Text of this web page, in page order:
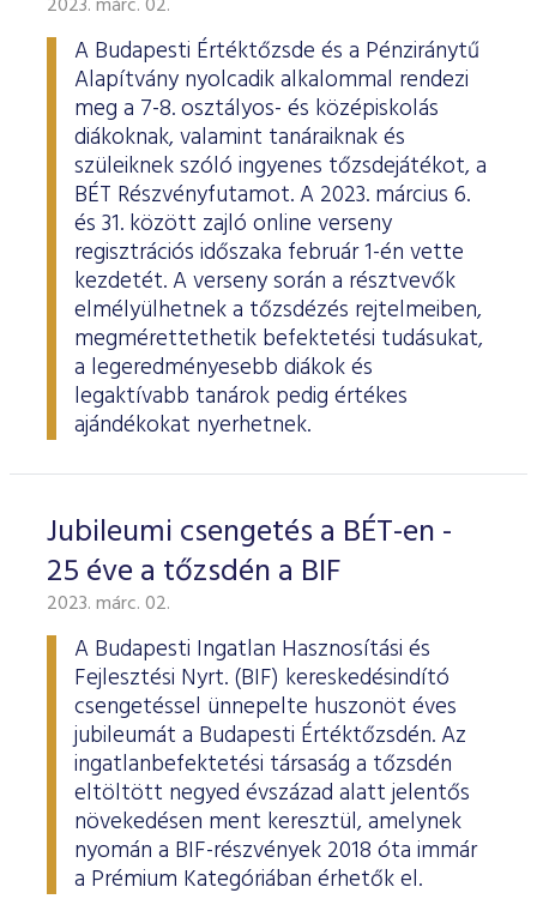
ESG Útmutató
A Budapesti Értéktőzsde és a Pénziránytű
Alapítvány nyolcadik alkalommal rendezi
meg a 7-8. osztályos- és középiskolás
diákoknak, valamint tanáraiknak és
szüleiknek szóló ingyenes tőzsdejátékot, a
BÉT Részvényfutamot. A 2023. március 6.
és 31. között zajló online verseny
regisztrációs időszaka február 1-én vette
kezdetét. A verseny során a résztvevők
elmélyülhetnek a tőzsdézés rejtelmeiben,
megmérettethetik befektetési tudásukat,
a legeredményesebb diákok és
legaktívabb tanárok pedig értékes
ajándékokat nyerhetnek.
Jubileumi csengetés a BÉT-en -
25 éve a tőzsdén a BIF
2023. márc. 02.
A Budapesti Ingatlan Hasznosítási és
Fejlesztési Nyrt. (BIF) kereskedésindító
csengetéssel ünnepelte huszonöt éves
jubileumát a Budapesti Értéktőzsdén. Az
ingatlanbefektetési társaság a tőzsdén
eltöltött negyed évszázad alatt jelentős
növekedésen ment keresztül, amelynek
nyomán a BIF-részvények 2018 óta immár
a Prémium Kategóriában érhetők el.